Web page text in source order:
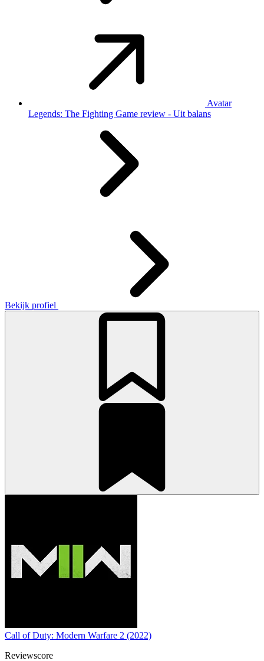
Avatar
Legends: The Fighting Game review - Uit balans
Bekijk profiel
Call of Duty: Modern Warfare 2 (2022)
Reviewscore